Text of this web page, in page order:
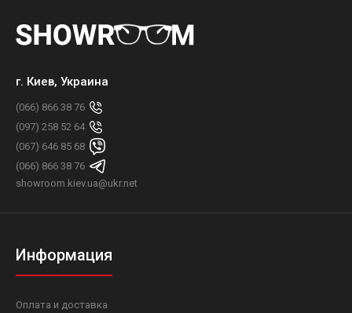
г. Киев, Украина
(066) 866 38 76
(097) 258 52 64
(067) 646 85 68
(066) 866 38 76
showroom.kiev.ua@ukr.net
Информация
Оплата и доставка